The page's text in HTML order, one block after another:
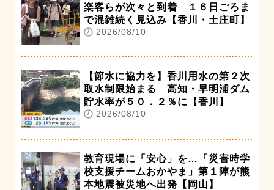
楽客らが次々と到着 １６日ごろま
で混雑続く見込み【香川・土庄町】
2026/08/10
【節水に協力を】香川用水の第２次
取水制限始まる 高知・早明浦ダム
貯水率が５０．２％に【香川】
2026/08/10
教育現場に「安心」を…「災害時学
校支援チームおかやま」第１陣が熊
本地震被災地へ出発【岡山】